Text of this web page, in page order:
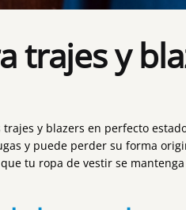
trajes y
y blazers en perfecto
y puede perder su forma
tu ropa de vestir se